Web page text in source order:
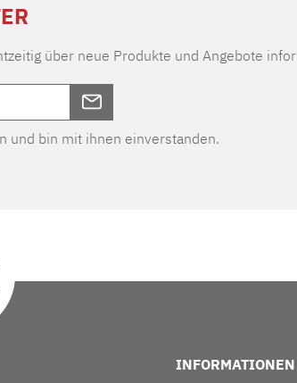
über neue Produkte und Angebote
und bin mit ihnen einverstanden.
INFORMATIONEN